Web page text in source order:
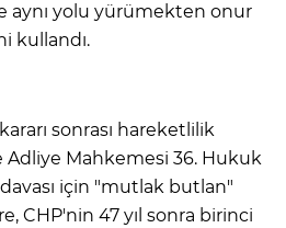
aynı yolu yürümekten onur
kullandı.
sonrası hareketlilik
Adliye Mahkemesi 36. Hukuk
için "mutlak butlan"
CHP'nin 47 yıl sonra birinci